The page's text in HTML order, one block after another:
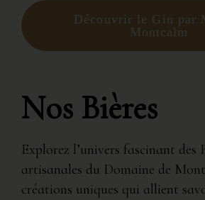
Découvrir le Gin par
Montcalm
Nos Bières
Explorez l’univers fascinant des
artisanales du Domaine de
créations uniques qui allient